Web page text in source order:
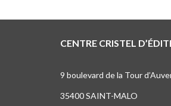
CENTRE CRISTEL
9 boulevard de la Tour
35400 SAINT-MALO